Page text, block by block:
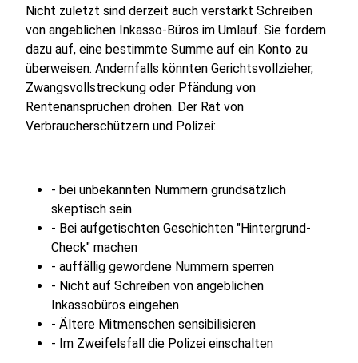
Nicht zuletzt sind derzeit auch verstärkt Schreiben
von angeblichen Inkasso-Büros im Umlauf. Sie fordern
dazu auf, eine bestimmte Summe auf ein Konto zu
überweisen. Andernfalls könnten Gerichtsvollzieher,
Zwangsvollstreckung oder Pfändung von
Rentenansprüchen drohen. Der Rat von
Verbraucherschützern und Polizei:
- bei unbekannten Nummern grundsätzlich
skeptisch sein
- Bei aufgetischten Geschichten "Hintergrund-
Check" machen
- auffällig gewordene Nummern sperren
- Nicht auf Schreiben von angeblichen
Inkassobüros eingehen
- Ältere Mitmenschen sensibilisieren
- Im Zweifelsfall die Polizei einschalten